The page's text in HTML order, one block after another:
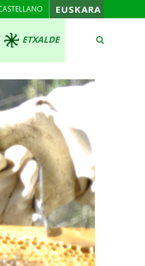
EUSKARA
ETXALDE